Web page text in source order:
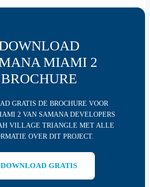
MIAMI 2
BROCHURE
GRATIS DE BROCHURE VOOR
2 VAN SAMANA DEVELOPERS
VILLAGE TRIANGLE MET ALLE
OVER DIT PROJECT.
DOWNLOAD GRATIS